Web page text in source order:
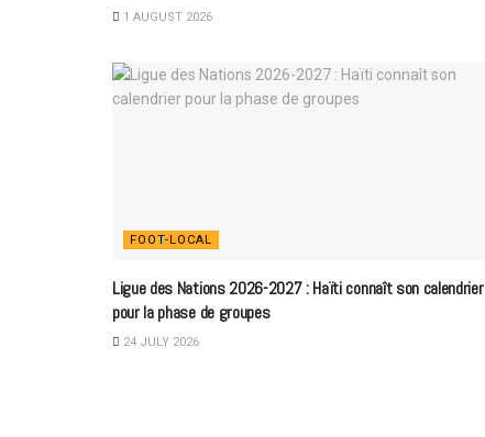
1 AUGUST 2026
FOOT-LOCAL
Ligue des Nations 2026-2027 : Haïti connaît son calendrier
pour la phase de groupes
24 JULY 2026